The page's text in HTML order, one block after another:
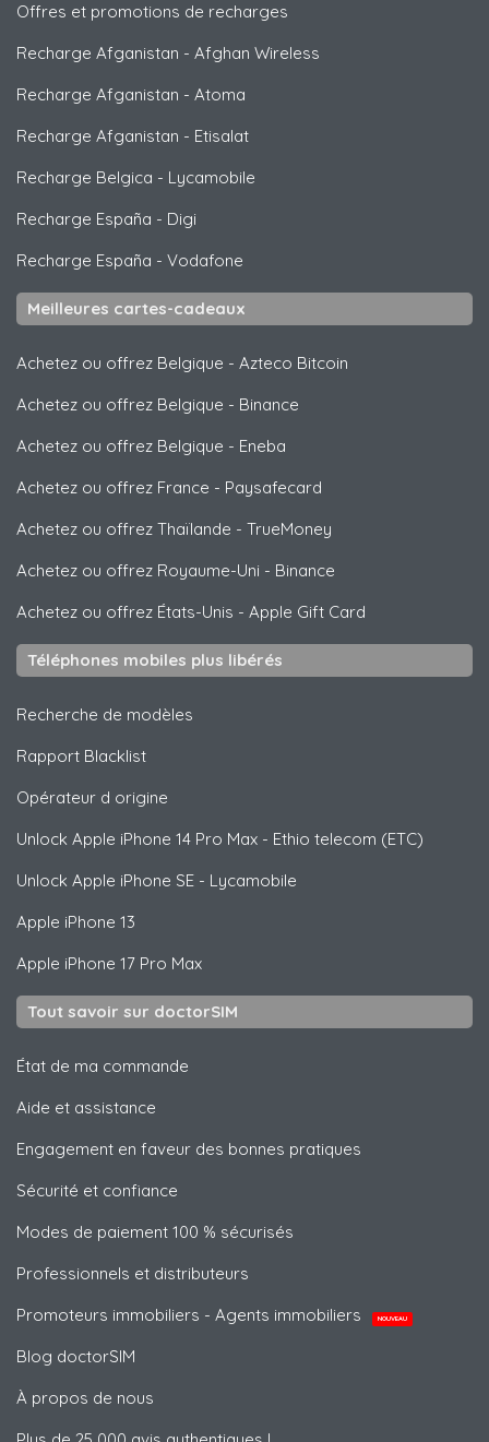
Offres et promotions de recharges
Recharge Afganistan - Afghan Wireless
Recharge Afganistan - Atoma
Recharge Afganistan - Etisalat
Recharge Belgica - Lycamobile
Recharge España - Digi
Recharge España - Vodafone
Meilleures cartes-cadeaux
Achetez ou offrez Belgique - Azteco Bitcoin
Achetez ou offrez Belgique - Binance
Achetez ou offrez Belgique - Eneba
Achetez ou offrez France - Paysafecard
Achetez ou offrez Thaïlande - TrueMoney
Achetez ou offrez Royaume-Uni - Binance
Achetez ou offrez États-Unis - Apple Gift Card
Téléphones mobiles plus libérés
Recherche de modèles
Rapport Blacklist
Opérateur d origine
Unlock Apple iPhone 14 Pro Max - Ethio telecom (ETC)
Unlock Apple iPhone SE - Lycamobile
Apple iPhone 13
Apple iPhone 17 Pro Max
Tout savoir sur doctorSIM
État de ma commande
Aide et assistance
Engagement en faveur des bonnes pratiques
Sécurité et confiance
Modes de paiement 100 % sécurisés
Professionnels et distributeurs
Promoteurs immobiliers - Agents immobiliers
NOUVEAU
Blog doctorSIM
À propos de nous